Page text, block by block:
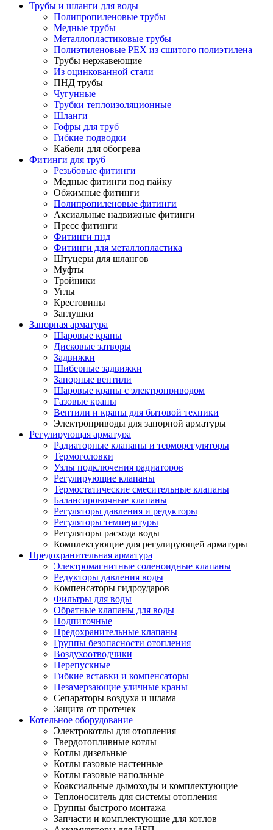
Трубы и шланги для воды
Полипропиленовые трубы
Медные трубы
Металлопластиковые трубы
Полиэтиленовые PEX из сшитого полиэтилена
Трубы нержавеющие
Из оцинкованной стали
ПНД трубы
Чугунные
Трубки теплоизоляционные
Шланги
Гофры для труб
Гибкие подводки
Кабели для обогрева
Фитинги для труб
Резьбовые фитинги
Медные фитинги под пайку
Обжимные фитинги
Полипропиленовые фитинги
Аксиальные надвижные фитинги
Пресс фитинги
Фитинги пнд
Фитинги для металлопластика
Штуцеры для шлангов
Муфты
Тройники
Углы
Крестовины
Заглушки
Запорная арматура
Шаровые краны
Дисковые затворы
Задвижки
Шиберные задвижки
Запорные вентили
Шаровые краны с электроприводом
Газовые краны
Вентили и краны для бытовой техники
Электроприводы для запорной арматуры
Регулирующая арматура
Радиаторные клапаны и терморегуляторы
Термоголовки
Узлы подключения радиаторов
Регулирующие клапаны
Термостатические смесительные клапаны
Балансировочные клапаны
Регуляторы давления и редукторы
Регуляторы температуры
Регуляторы расхода воды
Комплектующие для регулирующей арматуры
Предохранительная арматура
Электромагнитные соленоидные клапаны
Редукторы давления воды
Компенсаторы гидроударов
Фильтры для воды
Обратные клапаны для воды
Подпиточные
Предохранительные клапаны
Группы безопасности отопления
Воздухоотводчики
Перепускные
Гибкие вставки и компенсаторы
Незамерзающие уличные краны
Сепараторы воздуха и шлама
Защита от протечек
Котельное оборудование
Электрокотлы для отопления
Твердотопливные котлы
Котлы дизельные
Котлы газовые настенные
Котлы газовые напольные
Коаксиальные дымоходы и комплектующие
Теплоноситель для системы отопления
Группы быстрого монтажа
Запчасти и комплектующие для котлов